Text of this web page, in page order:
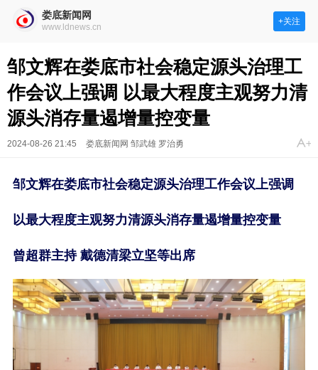
娄底新闻网
www.ldnews.cn
+关注
邹文辉在娄底市社会稳定源头治理工
作会议上强调 以最大程度主观努力清
源头消存量遏增量控变量
2024-08-26 21:45 娄底新闻网 邹武雄 罗治勇
邹文辉在娄底市社会稳定源头治理工作会议上强调
以最大程度主观努力清源头消存量遏增量控变量
曾超群主持 戴德清梁立坚等出席